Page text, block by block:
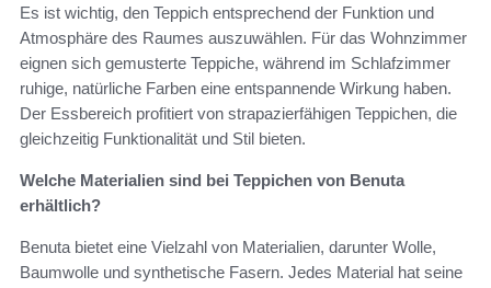
Es ist wichtig, den Teppich entsprechend der Funktion und
Atmosphäre des Raumes auszuwählen. Für das Wohnzimmer
eignen sich gemusterte Teppiche, während im Schlafzimmer
ruhige, natürliche Farben eine entspannende Wirkung haben.
Der Essbereich profitiert von strapazierfähigen Teppichen, die
gleichzeitig Funktionalität und Stil bieten.
Welche Materialien sind bei Teppichen von Benuta
erhältlich?
Benuta bietet eine Vielzahl von Materialien, darunter Wolle,
Baumwolle und synthetische Fasern. Jedes Material hat seine